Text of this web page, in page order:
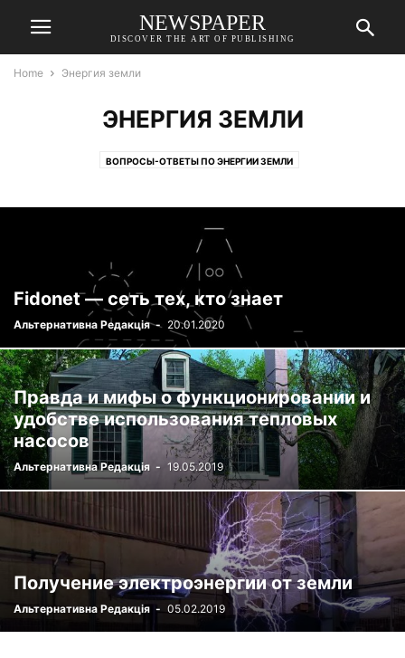
NEWSPAPER
DISCOVER THE ART OF PUBLISHING
Home Энергия земли
ЭНЕРГИЯ ЗЕМЛИ
ВОПРОСЫ-ОТВЕТЫ ПО ЭНЕРГИИ ЗЕМЛИ
ИНТЕРЕСНЫЕ ФАКТЫ О ЗЕМЛЕ ОТКРЫТИЯ В ОБЛАСТИ ЭНЕРГИИ ЗЕМЛИ
ЭНЕРГИЯ ЗЕМЛИ УКРАИНЫ
Fidonet — сеть тех, кто знает
Альтернативна Редакція - 20.01.2020
Правда и мифы о функционировании и
удобстве использования тепловых
насосов
Альтернативна Редакція - 19.05.2019
Получение электроэнергии от земли
Альтернативна Редакція - 05.02.2019